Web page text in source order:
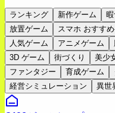
ランキング 新作ゲーム
放置ゲーム
スマホ おすす
人気ゲーム
アニメゲーム
3D ゲーム
街づくり 美少
ファンタジー
育成ゲーム
経営シミュレーション
異世